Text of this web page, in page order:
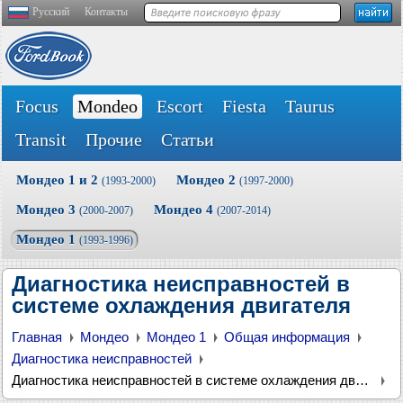
Русский Контакты
Focus Mondeo Escort Fiesta
Taurus
Transit
Прочие Статьи
Мондео 1 и 2 (1993-2000) Мондео 2 (1997-2000)
Мондео 3 (2000-2007) Мондео 4 (2007-2014)
Мондео 1 (1993-1996)
Диагностика неисправностей в
системе охлаждения двигателя
Главная Мондео Мондео 1
Общая информация
Диагностика неисправностей
Диагностика неисправностей в системе охлаждения двигателя